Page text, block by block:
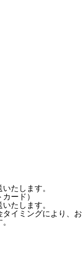
たします。
ード）
たします。
イミングにより、お